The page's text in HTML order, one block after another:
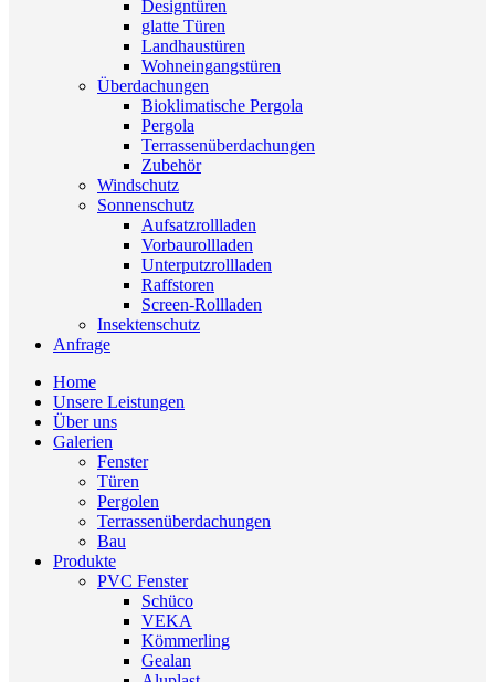
Designtüren
glatte Türen
Landhaustüren
Wohneingangstüren
Überdachungen
Bioklimatische Pergola
Pergola
Terrassenüberdachungen
Zubehör
Windschutz
Sonnenschutz
Aufsatzrollladen
Vorbaurollladen
Unterputzrollladen
Raffstoren
Screen-Rollladen
Insektenschutz
Anfrage
Home
Unsere Leistungen
Über uns
Galerien
Fenster
Türen
Pergolen
Terrassenüberdachungen
Bau
Produkte
PVC Fenster
Schüco
VEKA
Kömmerling
Gealan